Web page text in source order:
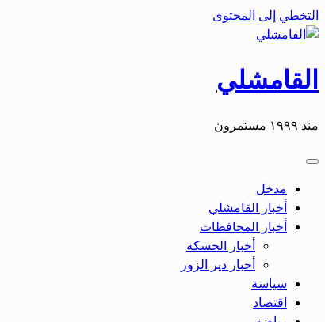
التخطي إلى المحتوى
القامشلي
منذ ١٩٩٩ مستمرون
مدخل
أخبار القامشلي
أخبار المحافظات
أخبار الحسكة
أحبار دير الزور
سياسة
اقتصاد